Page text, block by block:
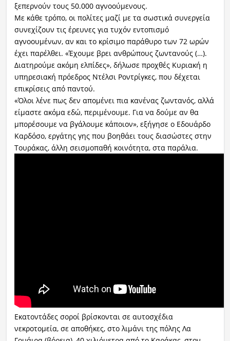
ξεπερνούν τους 50.000 αγνοούμενους.
Με κάθε τρόπο, οι πολίτες μαζί με τα σωστικά συνεργεία
συνεχίζουν τις έρευνες για τυχόν εντοπισμό
αγνοουμένων, αν και το κρίσιμο παράθυρο των 72 ωρών
έχει παρέλθει. «Έχουμε βρει ανθρώπους ζωντανούς (…).
Διατηρούμε ακόμη ελπίδες», δήλωσε προχθές Κυριακή η
υπηρεσιακή πρόεδρος Ντέλσι Ροντρίγκες, που δέχεται
επικρίσεις από παντού.
«Όλοι λένε πως δεν απομένει πια κανένας ζωντανός, αλλά
είμαστε ακόμα εδώ, περιμένουμε. Για να δούμε αν θα
μπορέσουμε να βγάλουμε κάποιον», εξήγησε ο Εδουάρδο
Καρδόσο, εργάτης γης που βοηθάει τους διασώστες στην
Τουράκας, άλλη σεισμοπαθή κοινότητα, στα παράλια.
Εκατοντάδες σοροί βρίσκονται σε αυτοσχέδια
νεκροτομεία, σε αποθήκες, στο λιμάνι της πόλης Λα